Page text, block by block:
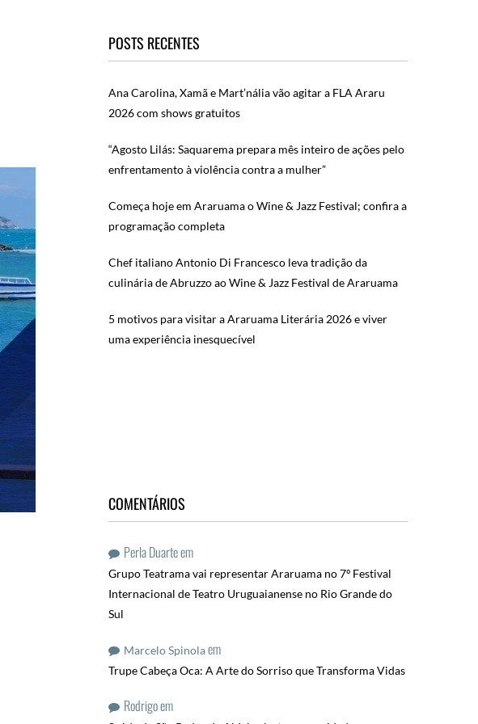
POSTS RECENTES
Ana Carolina, Xamã e Mart’nália vão agitar a FLA Araru
2026 com shows gratuitos
“Agosto Lilás: Saquarema prepara mês inteiro de ações pelo
enfrentamento à violência contra a mulher”
Começa hoje em Araruama o Wine & Jazz Festival; confira a
programação completa
Chef italiano Antonio Di Francesco leva tradição da
culinária de Abruzzo ao Wine & Jazz Festival de Araruama
5 motivos para visitar a Araruama Literária 2026 e viver
uma experiência inesquecível
COMENTÁRIOS
Perla Duarteem
Grupo Teatrama vai representar Araruama no 7º Festival
Internacional de Teatro Uruguaianense no Rio Grande do
Sul
Marcelo Spinolaem
Trupe Cabeça Oca: A Arte do Sorriso que Transforma Vidas
Rodrigoem